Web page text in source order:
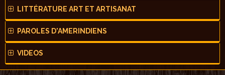
LITTÉRATURE ART ET ARTISANAT
PAROLES D'AMERINDIENS
VIDEOS